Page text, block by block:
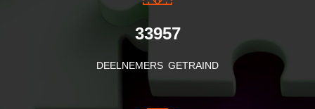
33957
DEELNEMERS GETRAIND